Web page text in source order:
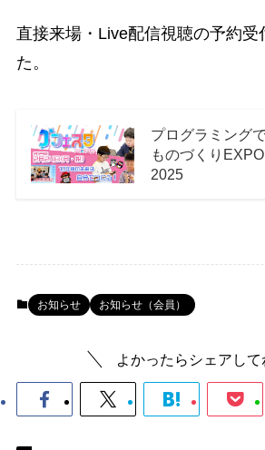
直接来場・Live配信視聴の予約受
た。
プログラミング
ものづくり
2025
お知らせ お知らせ（会員）
よかったらシェアして